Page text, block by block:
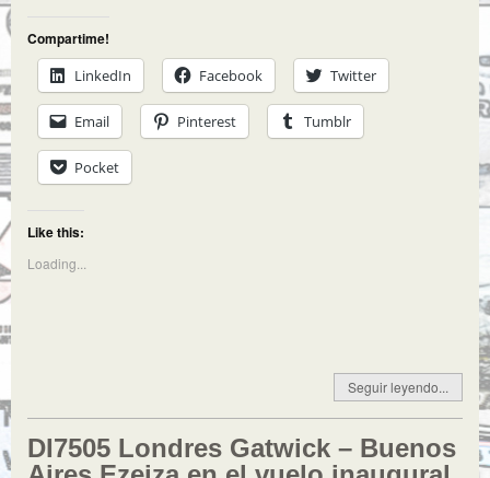
Compartime!
LinkedIn
Facebook Twitter
Email Pinterest Tumblr
Pocket
Like this:
Loading...
Seguir leyendo...
DI7505 Londres Gatwick – Buenos